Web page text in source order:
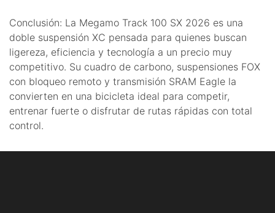
Conclusión: La Megamo Track 100 SX 2026 es una
doble suspensión XC pensada para quienes buscan
ligereza, eficiencia y tecnología a un precio muy
competitivo. Su cuadro de carbono, suspensiones FOX
con bloqueo remoto y transmisión SRAM Eagle la
convierten en una bicicleta ideal para competir,
entrenar fuerte o disfrutar de rutas rápidas con total
control.